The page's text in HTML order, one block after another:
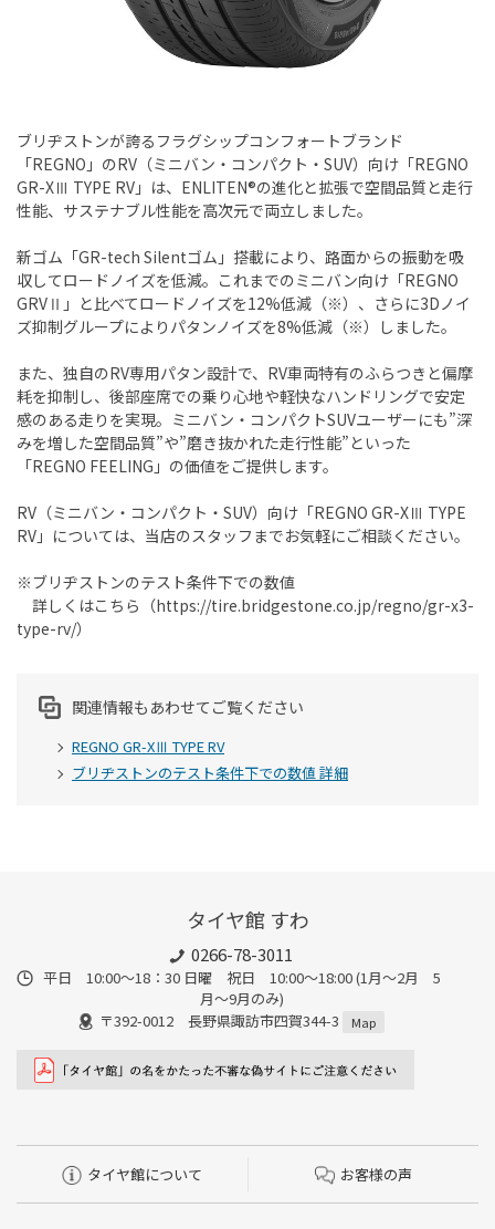
ブリヂストンが誇るフラグシップコンフォートブランド
「REGNO」のRV（ミニバン・コンパクト・SUV）向け「REGNO
GR-XⅢ TYPE RV」は、ENLITEN®の進化と拡張で空間品質と走行
性能、サステナブル性能を高次元で両立しました。
新ゴム「GR-tech Silentゴム」搭載により、路面からの振動を吸
収してロードノイズを低減。これまでのミニバン向け「REGNO
GRVⅡ」と比べてロードノイズを12%低減（※）、さらに3Dノイ
ズ抑制グループによりパタンノイズを8%低減（※）しました。
また、独自のRV専用パタン設計で、RV車両特有のふらつきと偏摩
耗を抑制し、後部座席での乗り心地や軽快なハンドリングで安定
感のある走りを実現。ミニバン・コンパクトSUVユーザーにも”深
みを増した空間品質”や”磨き抜かれた走行性能”といった
「REGNO FEELING」の価値をご提供します。
RV（ミニバン・コンパクト・SUV）向け「REGNO GR-XⅢ TYPE
RV」については、当店のスタッフまでお気軽にご相談ください。
※ブリヂストンのテスト条件下での数値
詳しくはこちら（https://tire.bridgestone.co.jp/regno/gr-x3-
type-rv/）
関連情報もあわせてご覧ください
REGNO GR-XⅢ TYPE RV
ブリヂストンのテスト条件下での数値 詳細
タイヤ館 すわ
0266-78-3011
平日 10:00〜18：30 日曜 祝日 10:00〜18:00 (1月〜2月 5
月〜9月のみ)
〒392-0012 長野県諏訪市四賀344-3
Map
タイヤ館について お客様の声